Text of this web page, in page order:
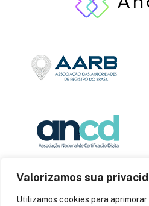
Valorizamos sua
Utilizamos cookies para